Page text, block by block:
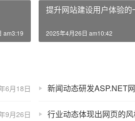
am3:19
提升网站建设用户体验的
2025年4月26日 am10:42
6月18日
9月26日 行业动态体现出网页的